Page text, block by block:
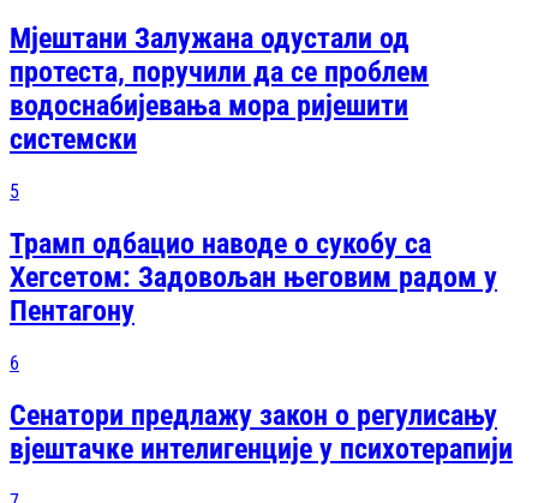
Мјештани Залужана одустали од
протеста, поручили да се проблем
водоснабијевања мора ријешити
системски
5
Трамп одбацио наводе о сукобу са
Хегсетом: Задовољан његовим радом у
Пентагону
6
Сенатори предлажу закон о регулисању
вјештачке интелигенције у психотерапији